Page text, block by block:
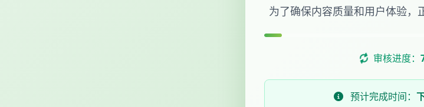
为了确保内容质量和用户体验，
审核进度：
预计完成时间：